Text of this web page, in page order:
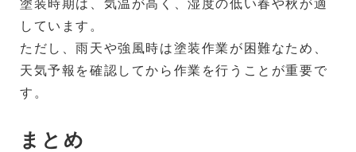
しています。
ただし、雨天や強風時は塗装作業が困難なため、
天気予報を確認してから作業を行うことが重要で
す。
まとめ